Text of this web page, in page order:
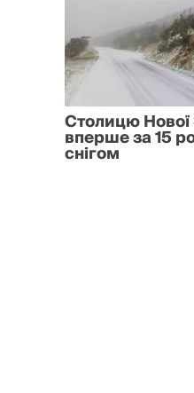
Столицю Нової
вперше за 15
снігом